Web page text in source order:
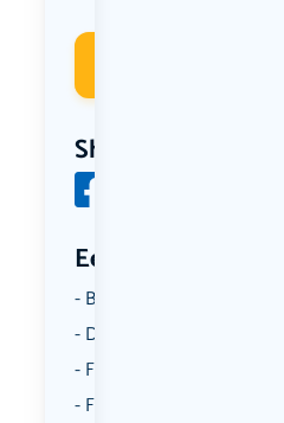
Share
Een aantal
Borrelen
Dansen
Fietsen
Film